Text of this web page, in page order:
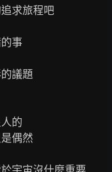
求旅程吧
事
議題
的
偶然